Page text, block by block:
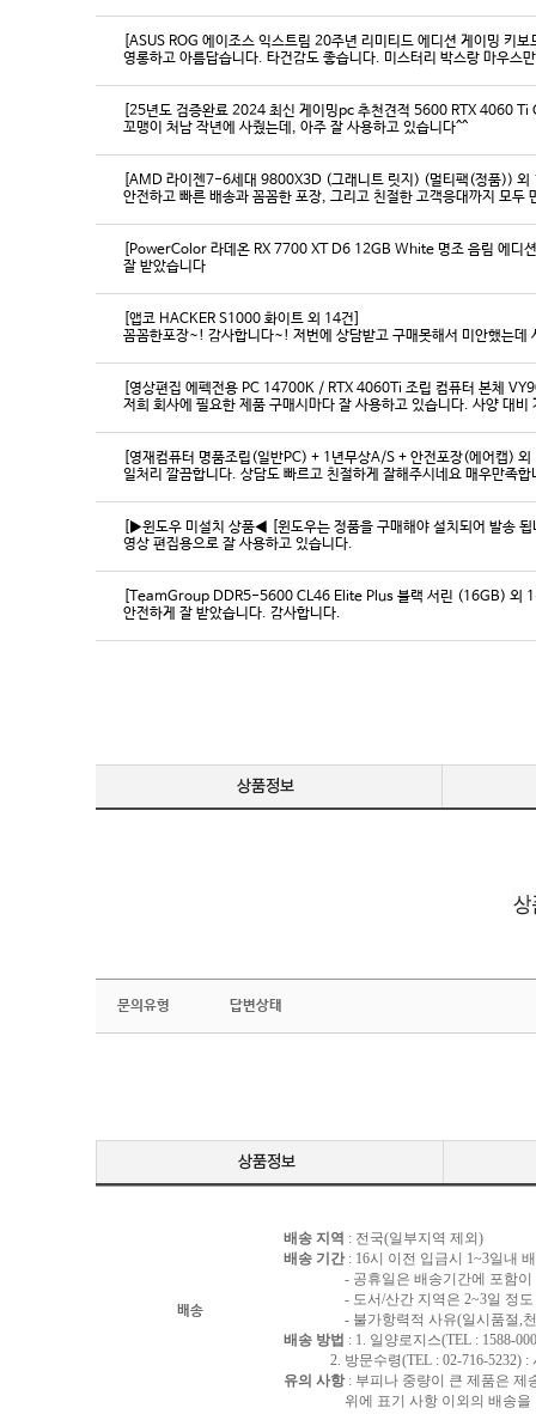
[ASUS ROG 에이조스 익스트림 20주년 리미티드 에디션 게이밍 키
영롱하고 아름답습니다. 타건감도 좋습니다. 미스터리 박스랑 마우스
[25년도 검증완료 2024 최신 게이밍pc 추천견적 5600 RTX 4060
꼬맹이 처남 작년에 사줬는데, 아주 잘 사용하고 있습니다^^
[AMD 라이젠7-6세대 9800X3D (그래니트 릿지) (멀티팩(정품)) 외
[PowerColor 라데온 RX 7700 XT D6 12GB White 명조 음림 에디
잘 받았습니다
[앱코 HACKER S1000 화이트 외 14건]
꼼꼼한포장~! 감사합니다~! 저번에 상담받고 구매못해서 미안했는
[영상편집 에펙전용 PC 14700K / RTX 4060Ti 조립 컴퓨터 본체
[영재컴퓨터 명품조립(일반PC) + 1년무상A/S + 안전포장(에어캡)
일처리 깔끔합니다. 상담도 빠르고 친절하게 잘해주시네요 매우만족
[▶윈도우 미설치 상품◀ [윈도우는 정품을 구매해야 설치되어 발송
영상 편집용으로 잘 사용하고 있습니다.
[TeamGroup DDR5-5600 CL46 Elite Plus 블랙 서린 (16GB) 외
안전하게 잘 받았습니다. 감사합니다.
문의유형 답변상태
배송
배송 지역 : 전국(일부지역 제외)
배송 기간 : 16시 이전 입금시 1~3일내
- 공휴일은 배송기간에 포함이
- 도서/산간 지역은 2~3일 정도
- 불가항력적 사유(일시품절,천재
배송 방법 : 1. 일양로지스(TEL : 1588-
2. 방문수령(TEL : 02-716-5232) :
유의 사항: 부피나 중량이 큰 제품은 제
위에 표기 사항 이외의 배송을 원